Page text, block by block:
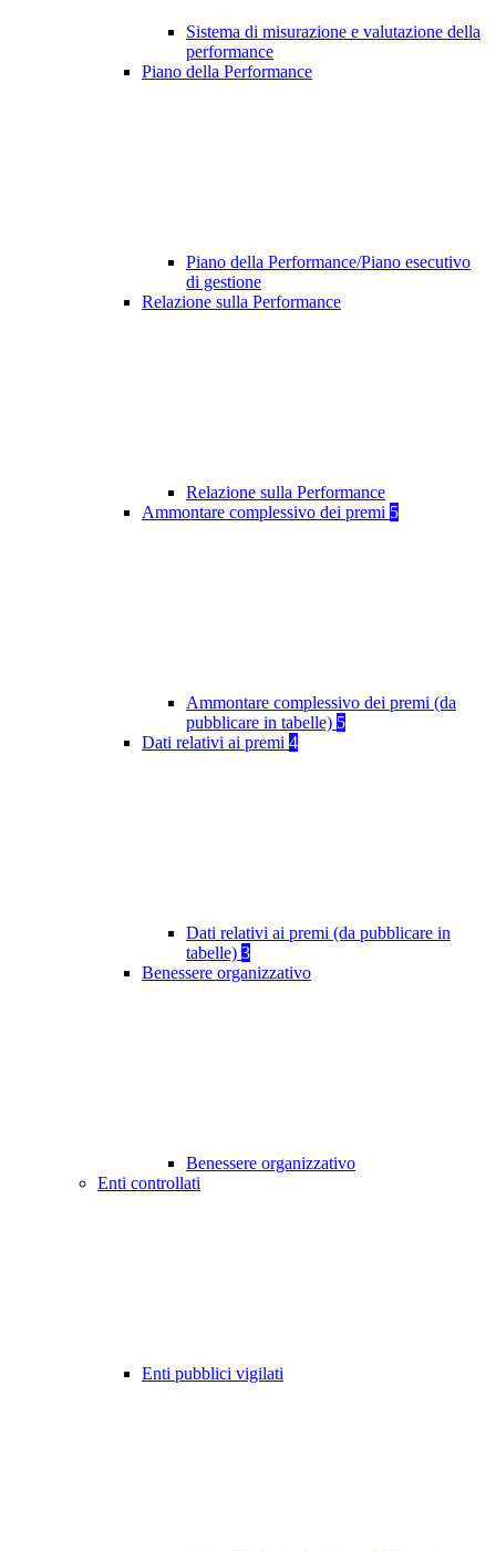
Sistema di misurazione e valutazione della
performance
Piano della Performance
Piano della Performance/Piano esecutivo
di gestione
Relazione sulla Performance
Relazione sulla Performance
Ammontare complessivo dei premi 5
Ammontare complessivo dei premi (da
pubblicare in tabelle) 5
Dati relativi ai premi 4
Dati relativi ai premi (da pubblicare in
tabelle) 3
Benessere organizzativo
Benessere organizzativo
Enti controllati
Enti pubblici vigilati